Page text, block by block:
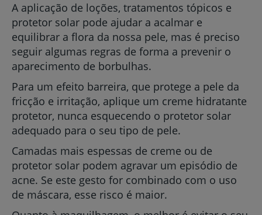
A aplicação de loções, tratamentos tópicos e
protetor solar pode ajudar a acalmar e
equilibrar a flora da nossa pele, mas é preciso
seguir algumas regras de forma a prevenir o
aparecimento de borbulhas.
Para um efeito barreira, que protege a pele da
fricção e irritação, aplique um creme hidratante
protetor, nunca esquecendo o protetor solar
adequado para o seu tipo de pele.
Camadas mais espessas de creme ou de
protetor solar podem agravar um episódio de
acne. Se este gesto for combinado com o uso
de máscara, esse risco é maior.